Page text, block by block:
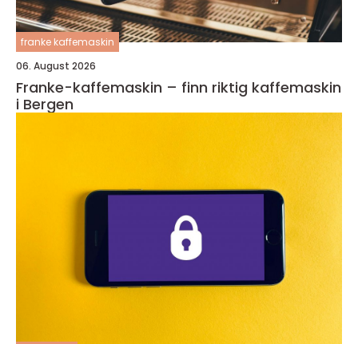
franke kaffemaskin
06. August 2026
Franke-kaffemaskin – finn riktig kaffemaskin
i Bergen